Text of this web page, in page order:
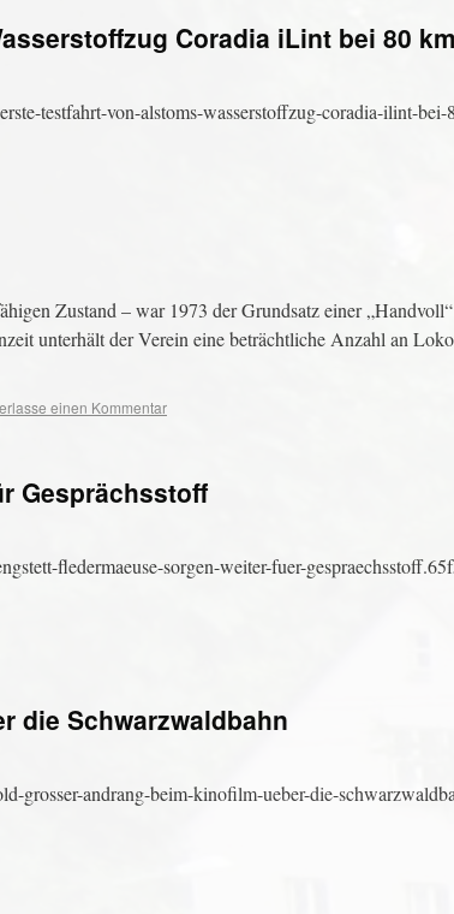
Coradia iLint bei 80
testfahrt-von-alstoms-wasserstoffzug-coradia-ilint-
Zustand – war 1973 der Grundsatz einer „Handvoll“
unterhält der Verein eine beträchtliche Anzahl an
einen Kommentar
Gesprächsstoff
fledermaeuse-sorgen-weiter-fuer-
die Schwarzwaldbahn
grosser-andrang-beim-kinofilm-ueber-die-